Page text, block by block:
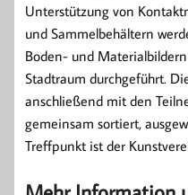
Unterstützung von
und Sammelbehältern
Boden- und
Stadtraum durchgeführt.
anschließend mit den
gemeinsam sortiert,
Treffpunkt ist der